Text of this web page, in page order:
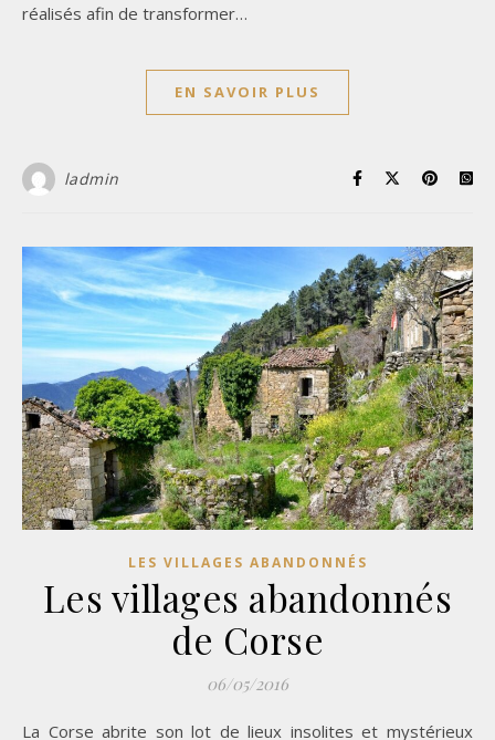
réalisés afin de transformer…
EN SAVOIR PLUS
ladmin
LES VILLAGES ABANDONNÉS
Les villages abandonnés
de Corse
06/05/2016
La Corse abrite son lot de lieux insolites et mystérieux